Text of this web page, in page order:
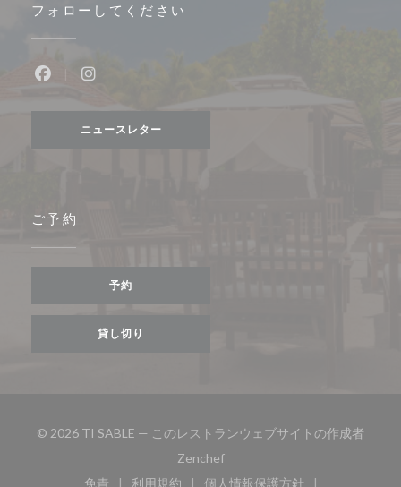
フォローしてください
ニュースレター
ご予約
予約
貸し切り
© 2026 TI SABLE — このレストランウェブサイトの作成者
Zenchef((新しいウィンドウで開きます))
免責
利用規約 個人情報保護方針